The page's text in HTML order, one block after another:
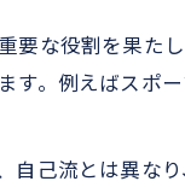
法
要な役割を果た
す。例えばスポ
自己流とは異な